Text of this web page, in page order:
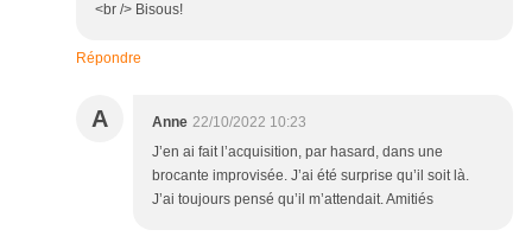
<br /> Bisous!
Répondre
A Anne 22/10/2022 10:23
J’en ai fait l’acquisition, par hasard, dans une
brocante improvisée. J’ai été surprise qu’il soit là.
J’ai toujours pensé qu’il m’attendait. Amitiés